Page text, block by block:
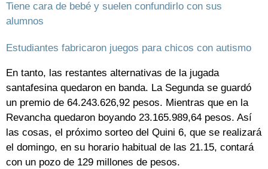
Tiene cara de bebé y suelen confundirlo con sus
alumnos
Estudiantes fabricaron juegos para chicos con autismo
En tanto, las restantes alternativas de la jugada
santafesina quedaron en banda. La Segunda se guardó
un premio de 64.243.626,92 pesos. Mientras que en la
Revancha quedaron boyando 23.165.989,64 pesos. Así
las cosas, el próximo sorteo del Quini 6, que se realizará
el domingo, en su horario habitual de las 21.15, contará
con un pozo de 129 millones de pesos.